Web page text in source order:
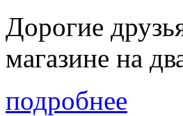
Дорогие
магазине на
подробнее